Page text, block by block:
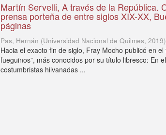
Martín Servelli, A través de la República.
prensa porteña de entre siglos XIX-XX,
páginas
Pas, Hernán (Universidad Nacional de Quilmes,2019)
Hacia el exacto fin de siglo, Fray Mocho publicó en
fueguinos”, más conocidos por su título libresco: En
costumbristas hilvanadas ...